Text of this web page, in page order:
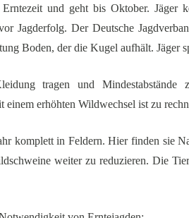
und geht bis Oktober.
Jagderfolg. Der Deutsche
Boden, der die Kugel aufhält. Jäger
tragen und
erhöhten Wildwechsel ist zu
komplett in Feldern. Hier finden sie
weiter zu reduzieren. Die